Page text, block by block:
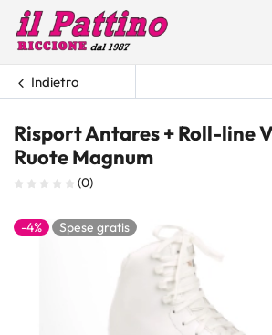
Indietro
Risport Antares + Roll-line
Ruote Magnum
(0)
-4% Spese gratis